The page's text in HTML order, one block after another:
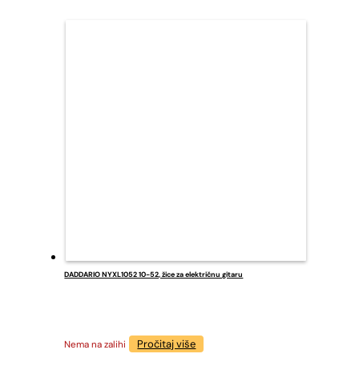
DADDARIO NYXL1052 10-52, žice za električnu gitaru
Nema na zalihi Pročitaj više